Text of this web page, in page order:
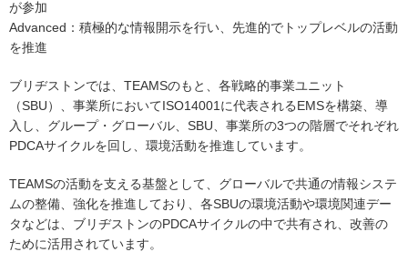
が参加
Advanced：積極的な情報開示を行い、先進的でトップレベルの活動
を推進
ブリヂストンでは、TEAMSのもと、各戦略的事業ユニット
（SBU）、事業所においてISO14001に代表されるEMSを構築、導
入し、グループ・グローバル、SBU、事業所の3つの階層でそれぞれ
PDCAサイクルを回し、環境活動を推進しています。
TEAMSの活動を支える基盤として、グローバルで共通の情報システ
ムの整備、強化を推進しており、各SBUの環境活動や環境関連デー
タなどは、ブリヂストンのPDCAサイクルの中で共有され、改善の
ために活用されています。